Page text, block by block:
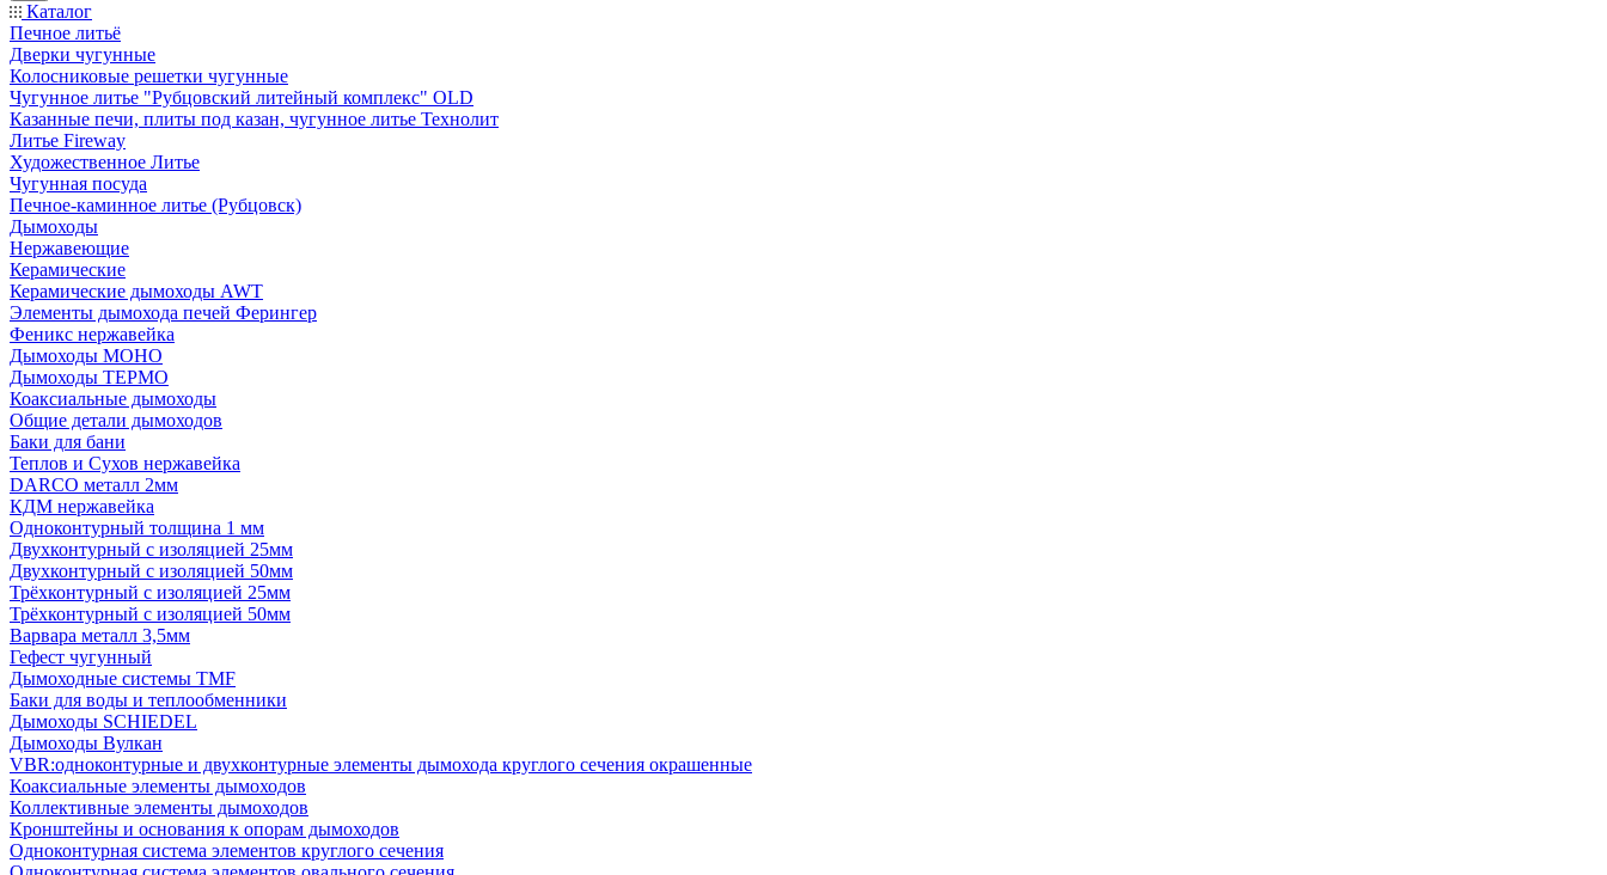
Каталог
Печное литьё
Дверки чугунные
Колосниковые решетки чугунные
Чугунное литье "Рубцовский литейный комплекс" OLD
Казанные печи, плиты под казан, чугунное литье Технолит
Литье Fireway
Художественное Литье
Чугунная посуда
Печное-каминное литье (Рубцовск)
Дымоходы
Нержавеющие
Керамические
Керамические дымоходы AWT
Элементы дымохода печей Ферингер
Феникс нержавейка
Дымоходы МОНО
Дымоходы ТЕРМО
Коаксиальные дымоходы
Общие детали дымоходов
Баки для бани
Теплов и Сухов нержавейка
DARCO металл 2мм
КДМ нержавейка
Одноконтурный толщина 1 мм
Двухконтурный с изоляцией 25мм
Двухконтурный с изоляцией 50мм
Трёхконтурный с изоляцией 25мм
Трёхконтурный с изоляцией 50мм
Варвара металл 3,5мм
Гефест чугунный
Дымоходные системы TMF
Баки для воды и теплообменники
Дымоходы SCHIEDEL
Дымоходы Вулкан
VBR:одноконтурные и двухконтурные элементы дымохода круглого сечения окрашенные
Коаксиальные элементы дымоходов
Коллективные элементы дымоходов
Кронштейны и основания к опорам дымоходов
Одноконтурная система элементов круглого сечения